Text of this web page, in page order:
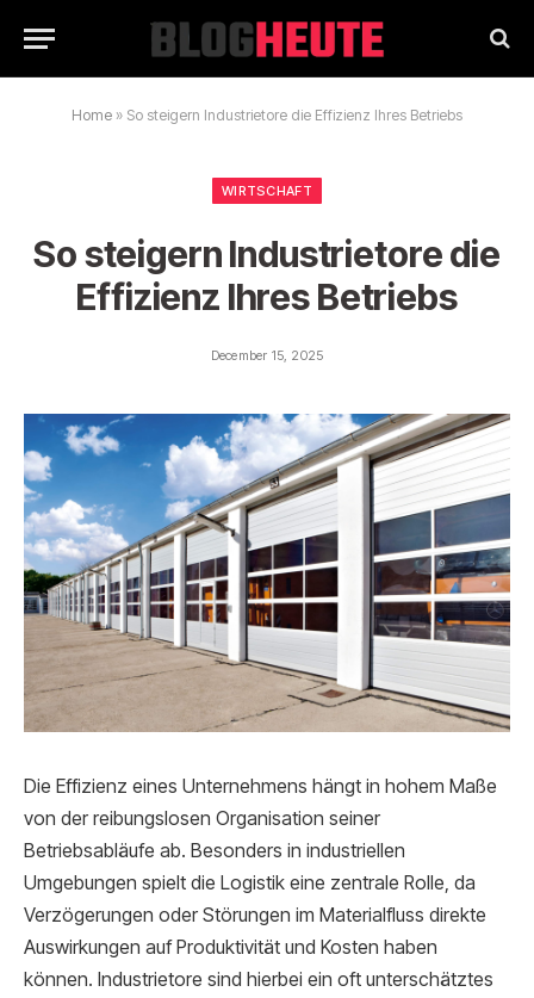
Home » So steigern Industrietore die Effizienz Ihres Betriebs
WIRTSCHAFT
So steigern Industrietore die
Effizienz Ihres Betriebs
December 15, 2025
Die Effizienz eines Unternehmens hängt in hohem Maße
von der reibungslosen Organisation seiner
Betriebsabläufe ab. Besonders in industriellen
Umgebungen spielt die Logistik eine zentrale Rolle, da
Verzögerungen oder Störungen im Materialfluss direkte
Auswirkungen auf Produktivität und Kosten haben
können. Industrietore sind hierbei ein oft unterschätztes